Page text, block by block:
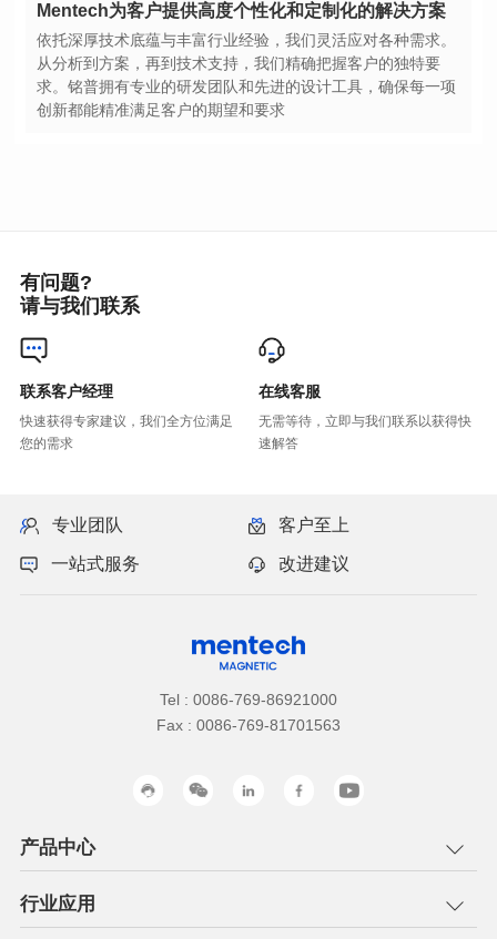
Mentech为客户提供高度个性化和定制化的解决方案
创新都能精准满足客户的期望和要求
有问题?
请与我们联系
联系客户经理
您的需求
在线客服
速解答
专业团队 客户至上
一站式服务 改进建议
Tel : 0086-769-86921000
Fax : 0086-769-81701563
产品中心
行业应用